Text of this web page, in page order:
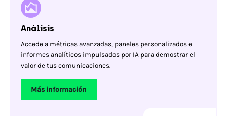
Análisis
Accede a métricas avanzadas, paneles personalizados e
informes analíticos impulsados por IA para demostrar el
valor de tus comunicaciones.
Más información